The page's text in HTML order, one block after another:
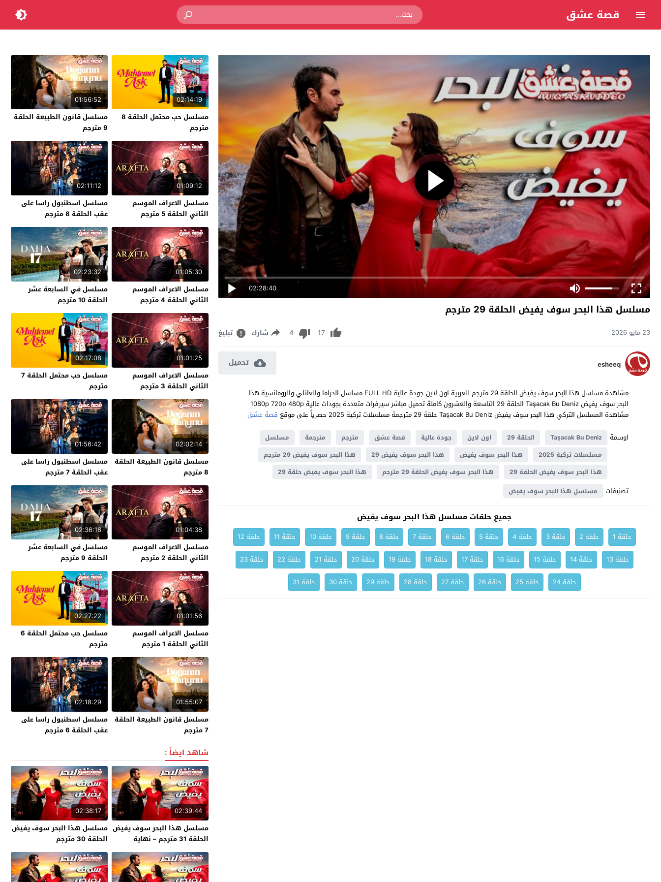
قصة عشق
02:28:40
مسلسل هذا البحر سوف يفيض الحلقة 29 مترجم
23 مايو 2026 17
4 شارك تبليغ
esheeq تحميل
مشاهدة مسلسل هذا البحر سوف يفيض الحلقة 29 مترجم للعربية اون لاين جودة عالية FULL HD مسلسل الدراما والعائلي والرومانسية هذا
البحر سوف يفيض Taşacak Bu Deniz الحلقة 29 التاسعة والعشرون كاملة تحميل مباشر سيرفرات متعددة بجودات عالية 1080p 720p 480p
مشاهدة المسلسل التركي هذا البحر سوف يفيض Taşacak Bu Deniz حلقة 29 مترجمة مسلسلات تركية 2025 حصرياً على موقع
قصة عشق
اوسمة
Taşacak Bu Deniz الحلقة 29 اون لاين جودة عالية قصة عشق مترجم مترجمة
مسلسل
مسلسلات تركية 2025
هذا البحر سوف يفيض هذا البحر سوف يفيض 29
هذا البحر سوف يفيض 29 مترجم
هذا البحر سوف يفيض الحلقة 29
هذا البحر سوف يفيض الحلقة 29 مترجم هذا البحر سوف يفيض حلقة 29
تصنيفات مسلسل هذا البحر سوف يفيض
جميع حلقات مسلسل هذا البحر سوف يفيض
حلقة 1 حلقة 2 حلقة 3 حلقة 4 حلقة 5 حلقة 6 حلقة 7 حلقة 8 حلقة 9 حلقة 10 حلقة 11
حلقة 12
حلقة 13
حلقة 14 حلقة 15 حلقة 16 حلقة 17 حلقة 18 حلقة 19 حلقة 20 حلقة 21 حلقة 22
حلقة 23
حلقة 24
حلقة 25 حلقة 26 حلقة 27 حلقة 28 حلقة 29 حلقة 30 حلقة 31
02:14:19
مسلسل حب محتمل الحلقة 8
مترجم
01:56:52
مسلسل قانون الطبيعة الحلقة
9 مترجم
01:09:12
مسلسل الاعراف الموسم
الثاني الحلقة 5 مترجم
02:11:12
مسلسل اسطنبول راسا على
عقب الحلقة 8 مترجم
01:05:30
مسلسل الاعراف الموسم
الثاني الحلقة 4 مترجم
02:23:32
مسلسل في السابعة عشر
الحلقة 10 مترجم
01:01:25
مسلسل الاعراف الموسم
الثاني الحلقة 3 مترجم
02:17:08
مسلسل حب محتمل الحلقة 7
مترجم
02:02:14
مسلسل قانون الطبيعة الحلقة
8 مترجم
01:56:42
مسلسل اسطنبول راسا على
عقب الحلقة 7 مترجم
01:04:38
مسلسل الاعراف الموسم
الثاني الحلقة 2 مترجم
02:36:16
مسلسل في السابعة عشر
الحلقة 9 مترجم
01:01:56
مسلسل الاعراف الموسم
الثاني الحلقة 1 مترجم
02:27:22
مسلسل حب محتمل الحلقة 6
مترجم
01:55:07
مسلسل قانون الطبيعة الحلقة
7 مترجم
02:18:29
مسلسل اسطنبول راسا على
عقب الحلقة 6 مترجم
شاهد ايضاً :
02:39:44
مسلسل هذا البحر سوف يفيض
الحلقة 31 مترجم – نهاية
الموسم
02:38:17
مسلسل هذا البحر سوف يفيض
الحلقة 30 مترجم